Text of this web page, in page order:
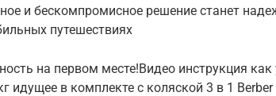
и бескомпромисное решение станет
путешествиях
на первом месте!Видео инструкция
идущее в комплекте с коляской 3 в 1